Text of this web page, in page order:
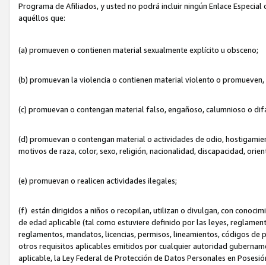
Programa de Afiliados, y usted no podrá incluir ningún Enlace
aquéllos que:
(a) promueven o contienen material sexualmente explícito u obsceno;
(b) promuevan la violencia o contienen material violento o
(c) promuevan o contengan material falso, engañoso, calumnioso o
(d) promuevan o contengan material o actividades de odio,
motivos de raza, color, sexo, religión, nacionalidad, discapacidad,
(e) promuevan o realicen actividades ilegales;
(f) están dirigidos a niños o recopilan, utilizan o divulgan, con
de edad aplicable (tal como estuviere definido por las leyes,
reglamentos, mandatos, licencias, permisos, lineamientos, códigos
otros requisitos aplicables emitidos por cualquier autoridad
aplicable, la Ley Federal de Protección de Datos Personales en